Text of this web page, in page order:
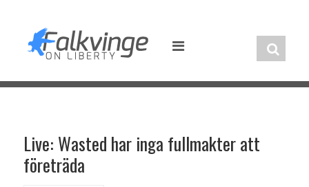
content
Live: Wasted har inga fullmakter att
företräda